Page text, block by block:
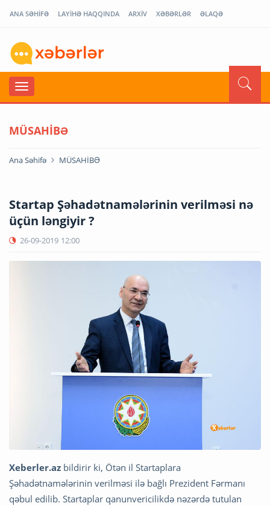
ANA SƏHİFƏ LAYİHƏ HAQQINDA ARXİV XƏBƏRLƏR ƏLAQƏ
MÜSAHİBƏ
Ana Səhifə MÜSAHİBƏ
Startap Şəhadətnamələrinin verilməsi nə
üçün ləngiyir ?
26-09-2019 12:00
Xeberler.az bildirir ki, Ötən il Startaplara
Şəhadətnamələrinin verilməsi ilə bağlı Prezident Fərmanı
qəbul edilib. Startaplar qanunvericilikdə nəzərdə tutulan